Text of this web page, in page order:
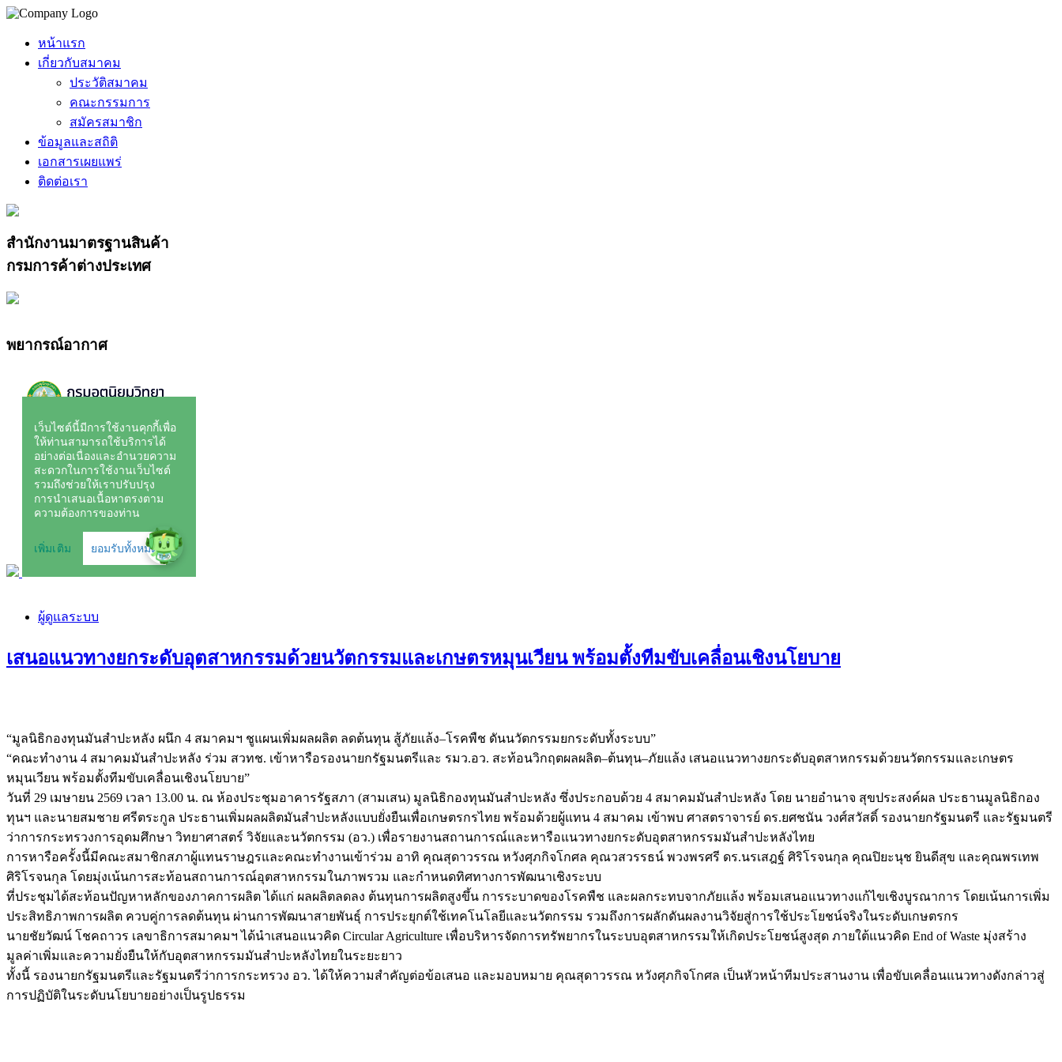
หน้าแรก
เกี่ยวกับสมาคม
ประวัติสมาคม
คณะกรรมการ
สมัครสมาชิก
ข้อมูลและสถิติ
เอกสารเผยแพร่
ติดต่อเรา
สำนักงานมาตรฐานสินค้า
กรมการค้าต่างประเทศ
พยากรณ์อากาศ
ผู้ดูแลระบบ
เสนอแนวทางยกระดับอุตสาหกรรมด้วยนวัตกรรมและเกษตรหมุนเวียน พร้อมตั้งทีมขับเคลื่อนเชิงนโยบาย
“มูลนิธิกองทุนมันสำปะหลัง ผนึก 4 สมาคมฯ ชูแผนเพิ่มผลผลิต ลดต้นทุน สู้ภัยแล้ง–โรคพืช ดันนวัตกรรมยกระดับทั้งระบบ”
“คณะทำงาน 4 สมาคมมันสำปะหลัง ร่วม สวทช. เข้าหารือรองนายกรัฐมนตรีและ รมว.อว. สะท้อนวิกฤตผลผลิต–ต้นทุน–ภัยแล้ง เสนอแนวทางยกระดับอุตสาหกรรมด้วยนวัตกรรมและเกษตร
หมุนเวียน พร้อมตั้งทีมขับเคลื่อนเชิงนโยบาย”
วันที่ 29 เมษายน 2569 เวลา 13.00 น. ณ ห้องประชุมอาคารรัฐสภา (สามเสน) มูลนิธิกองทุนมันสำปะหลัง ซึ่งประกอบด้วย 4 สมาคมมันสำปะหลัง โดย นายอำนาจ สุขประสงค์ผล ประธานมูลนิธิกอง
ทุนฯ และนายสมชาย ศรีตระกูล ประธานเพิ่มผลผลิตมันสำปะหลังแบบยั่งยืนเพื่อเกษตรกรไทย พร้อมด้วยผู้แทน 4 สมาคม เข้าพบ ศาสตราจารย์ ดร.ยศชนัน วงศ์สวัสดิ์ รองนายกรัฐมนตรี และรัฐมนตรี
ว่าการกระทรวงการอุดมศึกษา วิทยาศาสตร์ วิจัยและนวัตกรรม (อว.) เพื่อรายงานสถานการณ์และหารือแนวทางยกระดับอุตสาหกรรมมันสำปะหลังไทย
การหารือครั้งนี้มีคณะสมาชิกสภาผู้แทนราษฎรและคณะทำงานเข้าร่วม อาทิ คุณสุดาวรรณ หวังศุภกิจโกศล คุณวสวรรธน์ พวงพรศรี ดร.นรเสฎฐ์ ศิริโรจนกุล คุณปิยะนุช ยินดีสุข และคุณพรเทพ
ศิริโรจนกุล โดยมุ่งเน้นการสะท้อนสถานการณ์อุตสาหกรรมในภาพรวม และกำหนดทิศทางการพัฒนาเชิงระบบ
ที่ประชุมได้สะท้อนปัญหาหลักของภาคการผลิต ได้แก่ ผลผลิตลดลง ต้นทุนการผลิตสูงขึ้น การระบาดของโรคพืช และผลกระทบจากภัยแล้ง พร้อมเสนอแนวทางแก้ไขเชิงบูรณาการ โดยเน้นการเพิ่ม
ประสิทธิภาพการผลิต ควบคู่การลดต้นทุน ผ่านการพัฒนาสายพันธุ์ การประยุกต์ใช้เทคโนโลยีและนวัตกรรม รวมถึงการผลักดันผลงานวิจัยสู่การใช้ประโยชน์จริงในระดับเกษตรกร
นายชัยวัฒน์ โชคถาวร เลขาธิการสมาคมฯ ได้นำเสนอแนวคิด Circular Agriculture เพื่อบริหารจัดการทรัพยากรในระบบอุตสาหกรรมให้เกิดประโยชน์สูงสุด ภายใต้แนวคิด End of Waste มุ่งสร้าง
มูลค่าเพิ่มและความยั่งยืนให้กับอุตสาหกรรมมันสำปะหลังไทยในระยะยาว
ทั้งนี้ รองนายกรัฐมนตรีและรัฐมนตรีว่าการกระทรวง อว. ได้ให้ความสำคัญต่อข้อเสนอ และมอบหมาย คุณสุดาวรรณ หวังศุภกิจโกศล เป็นหัวหน้าทีมประสานงาน เพื่อขับเคลื่อนแนวทางดังกล่าวสู่
การปฏิบัติในระดับนโยบายอย่างเป็นรูปธรรม